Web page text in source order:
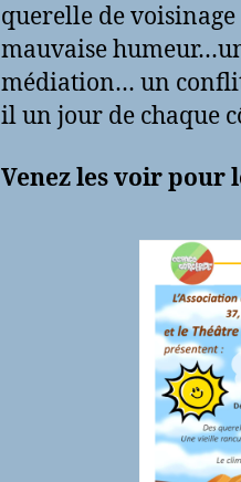
querelle de
mauvaise
médiation… un conflit
il un jour de chaque
Venez les voir pour